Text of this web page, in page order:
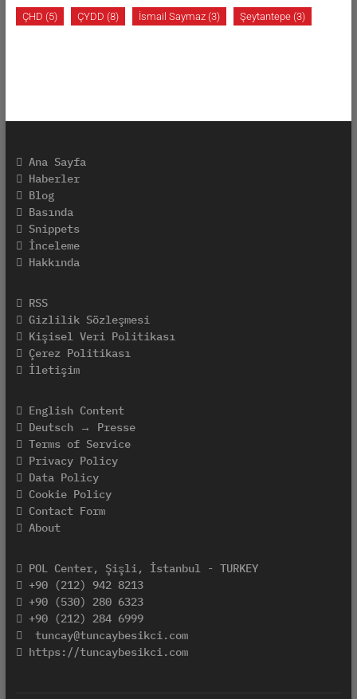
ÇHD (5) ÇYDD (8) İsmail Saymaz(3) Şeytantepe(3)
Ana Sayfa
Haberler
Blog
Basında
Snippets
İnceleme
Hakkında
RSS
Gizlilik Sözleşmesi
Kişisel Veri Politikası
Çerez Politikası
İletişim
English Content
Deutsch → Presse
Terms of Service
Privacy Policy
Data Policy
Cookie Policy
Contact Form
About
POL Center, Şişli, İstanbul - TURKEY
+90 (212) 942 8213
+90 (530) 280 6323
+90 (212) 284 6999
tuncay@tuncaybesikci.com
https://tuncaybesikci.com